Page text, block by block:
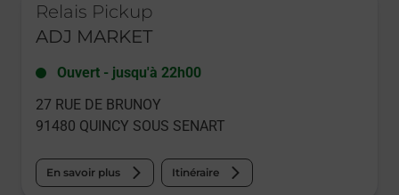
Relais Pickup
ADJ MARKET
Ouvert - jusqu'à 22h00
27 RUE DE BRUNOY
91480 QUINCY SOUS SENART
En savoir plus Itinéraire